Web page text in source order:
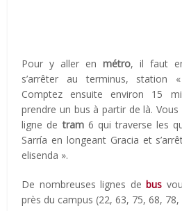
Pour y aller enmétro, il faut
s’arrêter au terminus, station
Comptez ensuite environ 15
prendre un bus à partir de là.
ligne detram6 qui traverse les
Sarría en longeant Gracia et
elisenda ».
De nombreuses lignes de bus
près du campus (22, 63, 75, 68, 78,